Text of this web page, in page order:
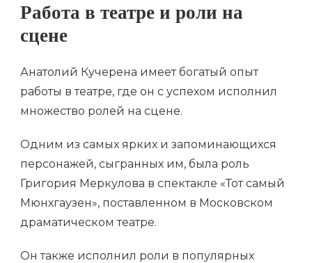
Работа в театре и роли на
сцене
Анатолий Кучерена имеет богатый опыт
работы в театре, где он с успехом исполнил
множество ролей на сцене.
Одним из самых ярких и запоминающихся
персонажей, сыгранных им, была роль
Григория Меркулова в спектакле «Тот самый
Мюнхгаузен», поставленном в Московском
драматическом театре.
Он также исполнил роли в популярных